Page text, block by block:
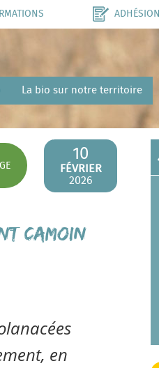
ADHÉSION
La bio sur notre territoire
10
FÉVRIER
2026
CAMOIN
en